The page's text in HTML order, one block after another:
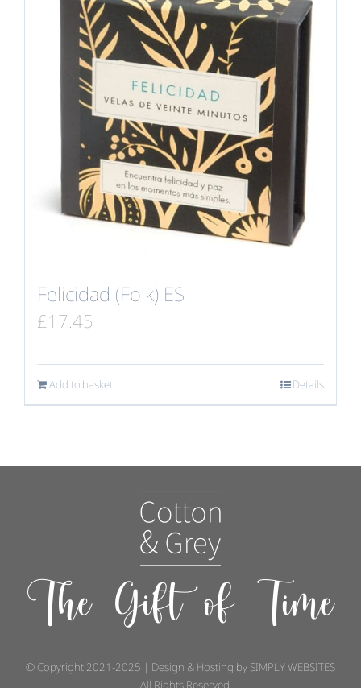
Felicidad (Folk) ES
£17.45
Add to basket Details
The Gift of Time
© Copyright 2021-2025 | Design & Hosting by SIMPLY WEBSITES
| All Rights Reserved